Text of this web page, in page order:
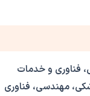
فناوری و خدمات
مهندسی، فناوری